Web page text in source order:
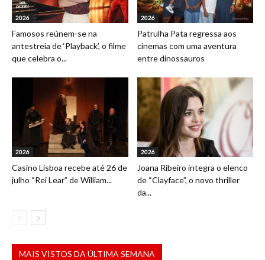
2026
Famosos reúnem-se na
antestreia de ‘Playback’, o filme
que celebra o...
2026
Patrulha Pata regressa aos
cinemas com uma aventura
entre dinossauros
2026
Casino Lisboa recebe até 26 de
julho “Rei Lear” de William...
2026
Joana Ribeiro integra o elenco
de “Clayface”, o novo thriller
da...
MAIS VISTOS DA ÚLTIMA SEMANA